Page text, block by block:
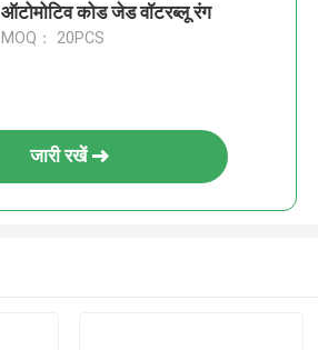
ऑटोमोटिव कोड जेड वॉटरब्लू रंग
MOQ： 20PCS
जारी रखें